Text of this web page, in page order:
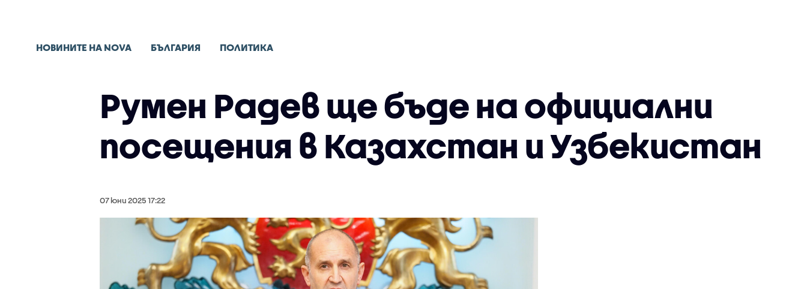
НОВИНИТЕ НА NOVA БЪЛГАРИЯ ПОЛИТИКА
Румен Радев ще бъде на официални
посещения в Казахстан и Узбекистан
07 юни 2025 17:22